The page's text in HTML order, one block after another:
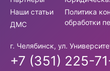
Наши статьи
ДМС
Политика
обработки
г. Челябинск, ул.
+7 (351) 225-